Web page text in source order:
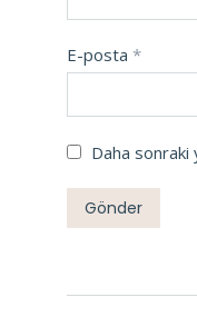
E-posta *
Daha sonraki